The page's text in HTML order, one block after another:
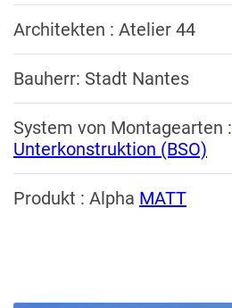
Architekten : Atelier 44
Bauherr: Stadt Nantes
System von Montagearten :
Unterkonstruktion (BSO)
Produkt : Alpha MATT